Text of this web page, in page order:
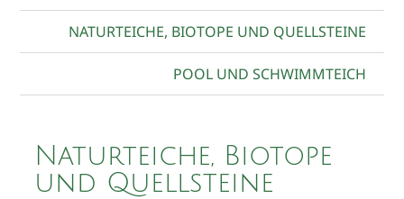
NATURTEICHE, BIOTOPE UND QUELLSTEINE
POOL UND SCHWIMMTEICH
Naturteiche, Biotope
und Quellsteine